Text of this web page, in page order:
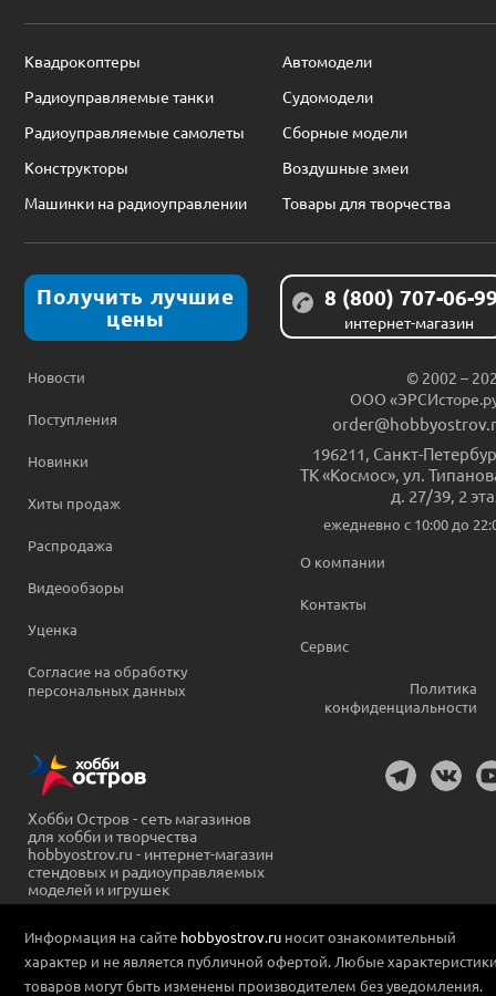
Квадрокоптеры
Автомодели
Радиоуправляемые танки
Судомодели
Радиоуправляемые самолеты
Сборные модели
Конструкторы
Воздушные змеи
Машинки на радиоуправлении
Товары для творчества
Получить лучшие
цены
8 (800) 707-06-
интернет-магазин
Новости
Поступления
Новинки
Хиты продаж
Распродажа
Видеообзоры
Уценка
Согласие на обработку
персональных данных
© 2002 –
ООО
196211 Санкт-
ТК «Космос», ул.
д. 27/39, 2
ежедневно c 10:00 до
О компании
Контакты
Сервис
Политика
конфиденциальности
Хобби Остров - сеть магазинов
для хобби и творчества
hobbyostrov.ru - интернет-магазин
стендовых и радиоуправляемых
моделей и игрушек
Информация на сайте hobbyostrov.ru носит ознакомительный
характер и не является публичной офертой. Любые
товаров могут быть изменены производителем без уведомления.